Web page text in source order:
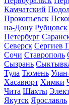
Камчатский
Прокопьевск
на-Дону Рубцовск
Петербург
Северск Сергиев
Сочи Ставрополь
Сызрань
Тула Тюмень
Хасавюрт Химки
Чита Шахты
Якутск Ярославль